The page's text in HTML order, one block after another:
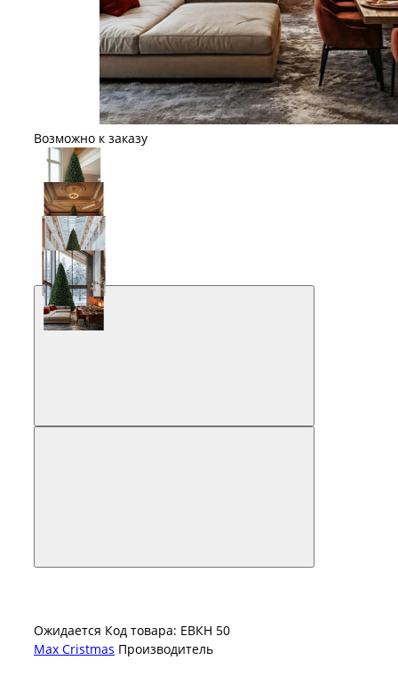
Возможно к заказу
Ожидается Код товара: ЕВКН 50
Max Cristmas Производитель